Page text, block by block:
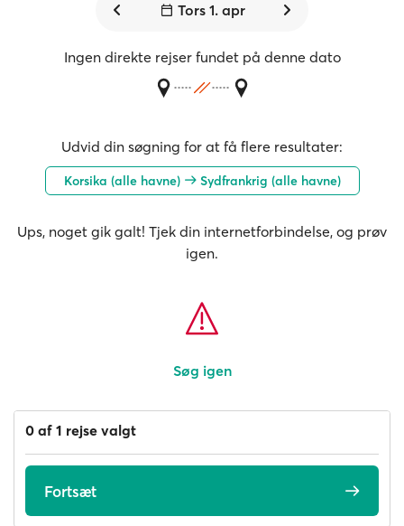
Tors 1. apr
Ingen direkte rejser fundet på denne dato
Udvid din søgning for at få flere resultater:
Korsika (alle havne) Sydfrankrig (alle havne)
Ups, noget gik galt! Tjek din internetforbindelse, og prøv
igen.
Søg igen
0 af 1 rejse valgt
Fortsæt